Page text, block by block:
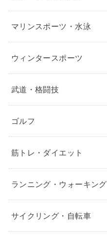
マリンスポーツ・水泳
ウィンタースポーツ
武道・格闘技
ゴルフ
筋トレ・ダイエット
ランニング・ウォーキング
サイクリング・自転車